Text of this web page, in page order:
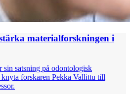
materialforskningen i
sin satsning på odontologisk
forskaren Pekka Vallittu till